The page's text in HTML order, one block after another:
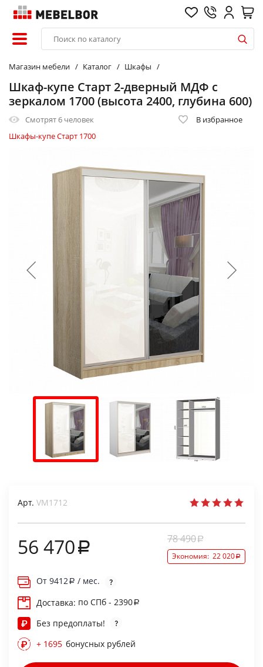
Магазин мебели Каталог Шкафы
Шкаф-купе Старт 2-дверный МДФ с
зеркалом 1700 (высота 2400, глубина 600)
Смотрят6 человек
В избранное
Шкафы-купе Старт 1700
Арт. VM1712
56 470 78 490
Экономия: 22 020
От 9412
/ мес.
Доставка: по СПб - 2390
Без предоплаты!
+ 1695 бонусных рублей